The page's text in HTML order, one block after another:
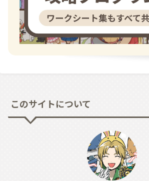
このサイトについて